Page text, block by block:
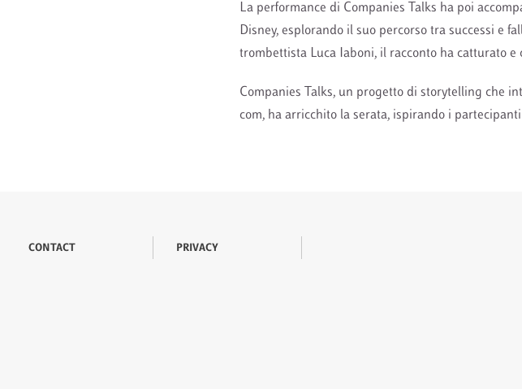
La performance di Companies Talks ha poi
Disney, esplorando il suo percorso tra successi e
trombettista Luca Iaboni, il racconto ha catturato
Companies Talks, un progetto di storytelling che
com, ha arricchito la serata, ispirando i
CONTACT PRIVACY